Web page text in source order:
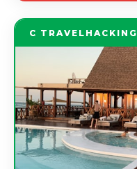
С TRAVELHACKING